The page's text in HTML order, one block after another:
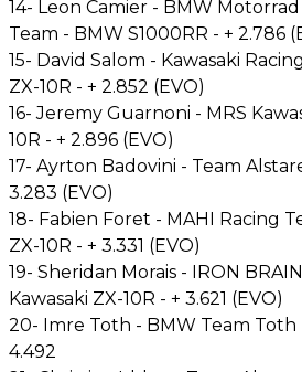
14- Leon Camier - BMW
Team - BMW S1000RR - + 2.786
15- David Salom - Kawasaki
ZX-10R - + 2.852 (EVO)
16- Jeremy Guarnoni - MRS
10R - + 2.896 (EVO)
17- Ayrton Badovini - Team
3.283 (EVO)
18- Fabien Foret - MAHI Racing
ZX-10R - + 3.331 (EVO)
19- Sheridan Morais - IRON
Kawasaki ZX-10R - + 3.621 (EVO)
20- Imre Toth - BMW Team Toth
4.492